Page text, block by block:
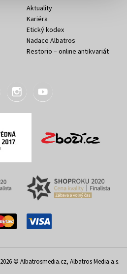
Aktuality
Kariéra
Etický kodex
Nadace Albatros
Restorio – online antikvariát
2026 © Albatrosmedia.cz, Albatros Media a.s.